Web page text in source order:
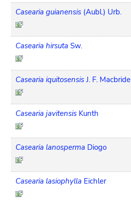
Casearia guianensis (Aubl.) Urb.
Casearia hirsuta Sw.
Casearia iquitosensis J. F. Macbride
Casearia javitensis Kunth
Casearia lanosperma Diogo
Casearia lasiophylla Eichler